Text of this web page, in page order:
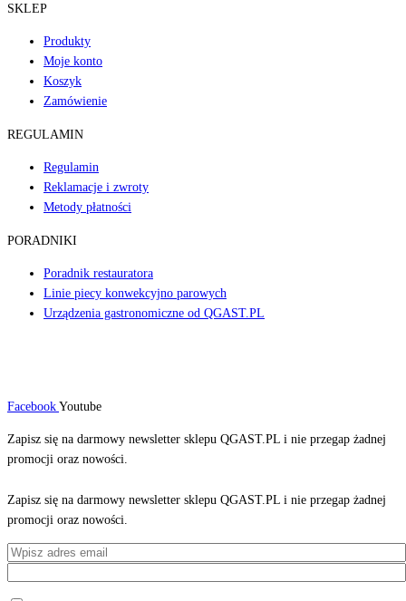
SKLEP
Produkty
Moje konto
Koszyk
Zamówienie
REGULAMIN
Regulamin
Reklamacje i zwroty
Metody płatności
PORADNIKI
Poradnik restauratora
Linie piecy konwekcyjno parowych
Urządzenia gastronomiczne od QGAST.PL
Facebook Youtube
Zapisz się na darmowy newsletter sklepu QGAST.PL i nie przegap żadnej
promocji oraz nowości.
Zapisz się na darmowy newsletter sklepu QGAST.PL i nie przegap żadnej
promocji oraz nowości.